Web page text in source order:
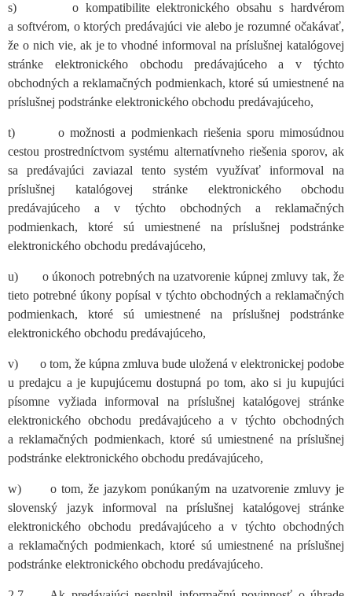
s) o kompatibilite elektronického obsahu s hardvérom
a softvérom, o ktorých predávajúci vie alebo je rozumné očakávať,
že o nich vie, ak je to vhodné informoval na príslušnej katalógovej
stránke elektronického obchodu predávajúceho a v týchto
obchodných a reklamačných podmienkach, ktoré sú umiestnené na
príslušnej podstránke elektronického obchodu predávajúceho,
t) o možnosti a podmienkach riešenia sporu mimosúdnou
cestou prostredníctvom systému alternatívneho riešenia sporov, ak
sa predávajúci zaviazal tento systém využívať informoval na
príslušnej katalógovej stránke elektronického obchodu
predávajúceho a v týchto obchodných a reklamačných
podmienkach, ktoré sú umiestnené na príslušnej podstránke
elektronického obchodu predávajúceho,
u) o úkonoch potrebných na uzatvorenie kúpnej zmluvy tak, že
tieto potrebné úkony popísal v týchto obchodných a reklamačných
podmienkach, ktoré sú umiestnené na príslušnej podstránke
elektronického obchodu predávajúceho,
v) o tom, že kúpna zmluva bude uložená v elektronickej podobe
u predajcu a je kupujúcemu dostupná po tom, ako si ju kupujúci
písomne vyžiada informoval na príslušnej katalógovej stránke
elektronického obchodu predávajúceho a v týchto obchodných
a reklamačných podmienkach, ktoré sú umiestnené na príslušnej
podstránke elektronického obchodu predávajúceho,
w) o tom, že jazykom ponúkaným na uzatvorenie zmluvy je
slovenský jazyk informoval na príslušnej katalógovej stránke
elektronického obchodu predávajúceho a v týchto obchodných
a reklamačných podmienkach, ktoré sú umiestnené na príslušnej
podstránke elektronického obchodu predávajúceho.